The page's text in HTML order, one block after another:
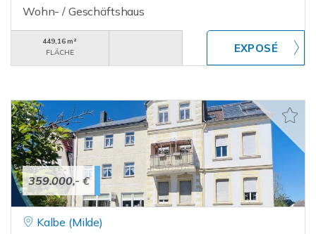
Wohn- / Geschäftshaus
449,16 m²
FLÄCHE
359.000,- €
Kalbe (Milde)